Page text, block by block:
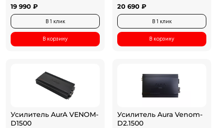
19 990 ₽
В 1 клик
В корзину
20 690 ₽
В 1 клик
В корзину
Усилитель AurA VENOM-
D1500
Усилитель Aura Venom-
D2.1500